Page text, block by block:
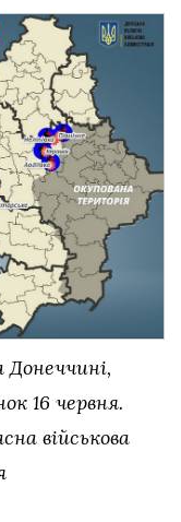
Донеччині,
16 червня.
військова